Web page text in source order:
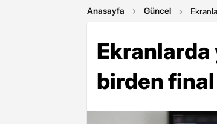
Anasayfa Güncel
birden final